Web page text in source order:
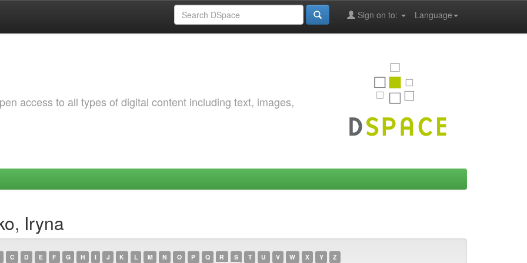
Language
Sign on to:
access to all types of digital content including text, images,
Iryna
C D E F G H I J K L M N O P Q R S T U V W X Y Z